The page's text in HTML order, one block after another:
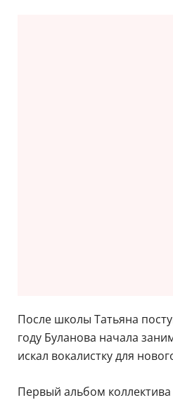
После школы Татьяна
году Буланова начала
искал вокалистку для
Первый альбом